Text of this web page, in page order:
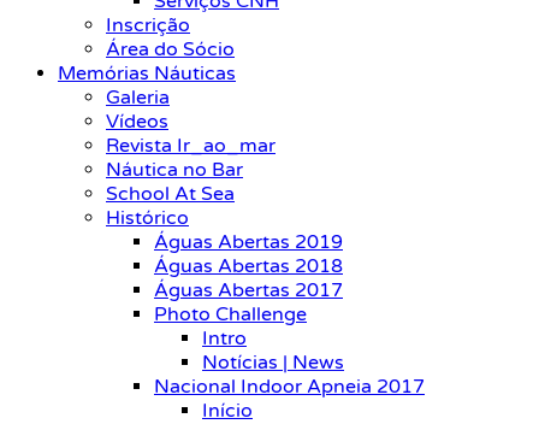
Inscrição
Área do Sócio
Memórias Náuticas
Galeria
Vídeos
Revista Ir_ao_mar
Náutica no Bar
School At Sea
Histórico
Águas Abertas 2019
Águas Abertas 2018
Águas Abertas 2017
Photo Challenge
Intro
Notícias | News
Nacional Indoor Apneia 2017
Início